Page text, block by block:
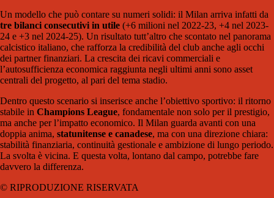
Un modello che può contare su numeri solidi: il Milan arriva infatti da
tre bilanci consecutivi in utile (+6 milioni nel 2022-23, +4 nel 2023-
24 e +3 nel 2024-25). Un risultato tutt’altro che scontato nel panorama
calcistico italiano, che rafforza la credibilità del club anche agli occhi
dei partner finanziari. La crescita dei ricavi commerciali e
l’autosufficienza economica raggiunta negli ultimi anni sono asset
centrali del progetto, al pari del tema stadio.
Dentro questo scenario si inserisce anche l’obiettivo sportivo: il ritorno
stabile in Champions League, fondamentale non solo per il prestigio,
ma anche per l’impatto economico. Il Milan guarda avanti con una
doppia anima, statunitense e canadese, ma con una direzione chiara:
stabilità finanziaria, continuità gestionale e ambizione di lungo periodo.
La svolta è vicina. E questa volta, lontano dal campo, potrebbe fare
davvero la differenza.
© RIPRODUZIONE RISERVATA